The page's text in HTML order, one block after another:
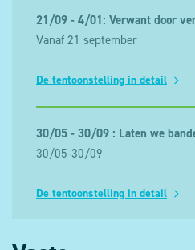
21/09 - 4/01: Verwant door
Vanaf 21 september
De tentoonstelling in detail
30/05 - 30/09 : Laten we
30/05-30/09
De tentoonstelling in detail